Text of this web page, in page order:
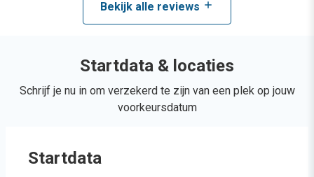
Bekijk alle reviews
Startdata & locaties
Schrijf je nu in om verzekerd te zijn van een plek op jouw
voorkeursdatum
Startdata